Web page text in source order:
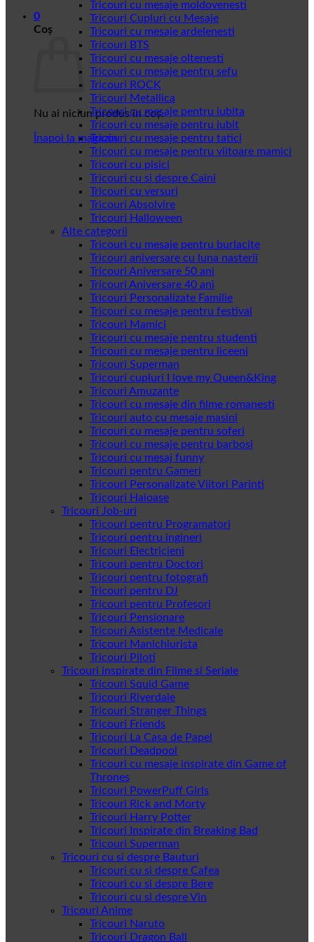
0
Coș
Nu ai niciun produs în coș.
Înapoi la magazin
Tricouri cu mesaje moldovenesti
Tricouri Cupluri cu Mesaje
Tricouri cu mesaje ardelenesti
Tricouri BTS
Tricouri cu mesaje oltenesti
Tricouri cu mesaje pentru sefu
Tricouri ROCK
Tricouri Metallica
Tricouri cu mesaje pentru iubita
Tricouri cu mesaje pentru iubit
Tricouri cu mesaje pentru tatici
Tricouri cu mesaje pentru viitoare mamici
Tricouri cu pisici
Tricouri cu si despre Caini
Tricouri cu versuri
Tricouri Absolvire
Tricouri Halloween
Alte categorii
Tricouri cu mesaje pentru burlacite
Tricouri aniversare cu luna nasterii
Tricouri Aniversare 50 ani
Tricouri Aniversare 40 ani
Tricouri Personalizate Familie
Tricouri cu mesaje pentru festival
Tricouri Mamici
Tricouri cu mesaje pentru studenti
Tricouri cu mesaje pentru liceeni
Tricouri Superman
Tricouri cupluri I love my Queen&King
Tricouri Amuzante
Tricouri cu mesaje din filme romanesti
Tricouri auto cu mesaje masini
Tricouri cu mesaje pentru soferi
Tricouri cu mesaje pentru barbosi
Tricouri cu mesaj funny
Tricouri pentru Gameri
Tricouri Personalizate Viitori Parinti
Tricouri Haioase
Tricouri Job-uri
Tricouri pentru Programatori
Tricouri pentru ingineri
Tricouri Electricieni
Tricouri pentru Doctori
Tricouri pentru fotografi
Tricouri pentru DJ
Tricouri pentru Profesori
Tricouri Pensionare
Tricouri Asistente Medicale
Tricouri Manichiurista
Tricouri Piloti
Tricouri inspirate din Filme si Seriale
Tricouri Squid Game
Tricouri Riverdale
Tricouri Stranger Things
Tricouri Friends
Tricouri La Casa de Papel
Tricouri Deadpool
Tricouri cu mesaje inspirate din Game of
Thrones
Tricouri PowerPuff Girls
Tricouri Rick and Morty
Tricouri Harry Potter
Tricouri Inspirate din Breaking Bad
Tricouri Superman
Tricouri cu si despre Bauturi
Tricouri cu si despre Cafea
Tricouri cu si despre Bere
Tricouri cu si despre Vin
Tricouri Anime
Tricouri Naruto
Tricouri Dragon Ball